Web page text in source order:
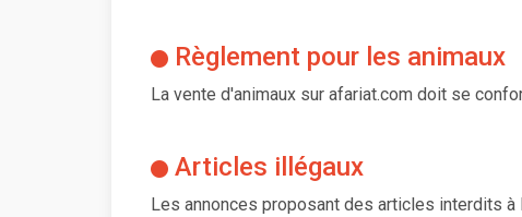
Règlement pour les animaux
La vente d'animaux sur afariat.com doit se
Articles illégaux
Les annonces proposant des articles interdits